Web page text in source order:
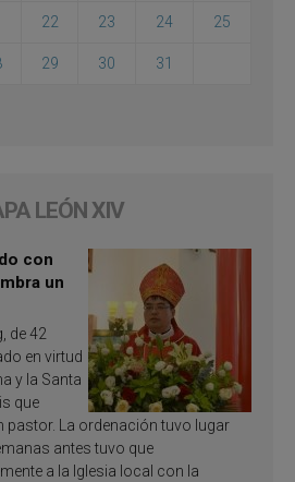
22 23 24 25
29 30 31
LEÓN XIV
con
un
de 42
en virtud
y la Santa
que
pastor. La ordenación tuvo lugar
antes tuvo que
a la Iglesia local con la